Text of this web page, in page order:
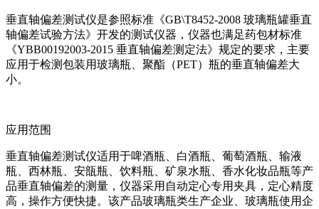
垂直轴偏差测试仪是参照标准《GB\T8452-2008 玻璃瓶罐垂直
轴偏差试验方法》开发的测试仪器，仪器也满足药包材标准
《YBB00192003-2015 垂直轴偏差测定法》规定的要求，主要
应用于检测包装用玻璃瓶、聚酯（PET）瓶的垂直轴偏差大
小。
应用范围
垂直轴偏差测试仪适用于啤酒瓶、白酒瓶、葡萄酒瓶、输液
瓶、西林瓶、安瓿瓶、饮料瓶、矿泉水瓶、香水化妆品瓶等产
品垂直轴偏差的测量，仪器采用自动定心专用夹具，定心精度
高，操作方便快捷。该产品玻璃瓶类生产企业、玻璃瓶使用企